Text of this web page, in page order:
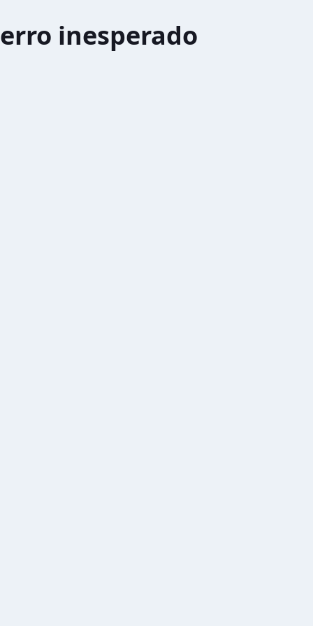
erro inesperado